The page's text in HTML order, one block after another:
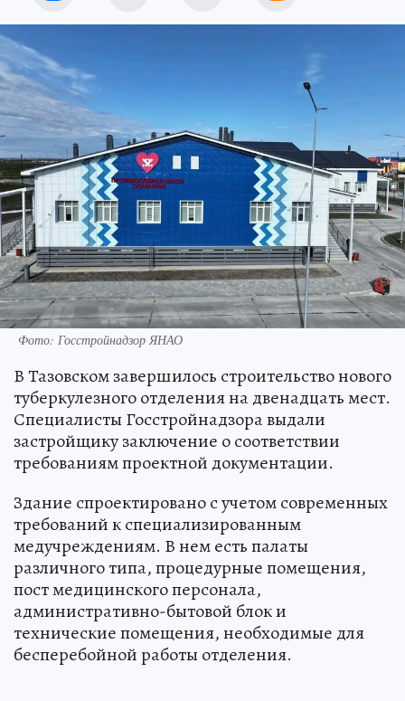
Фото: Госстройнадзор ЯНАО
В Тазовском завершилось строительство нового
туберкулезного отделения на двенадцать мест.
Специалисты Госстройнадзора выдали
застройщику заключение о соответствии
требованиям проектной документации.
Здание спроектировано с учетом современных
требований к специализированным
медучреждениям. В нем есть палаты
различного типа, процедурные помещения,
пост медицинского персонала,
административно-бытовой блок и
технические помещения, необходимые для
бесперебойной работы отделения.